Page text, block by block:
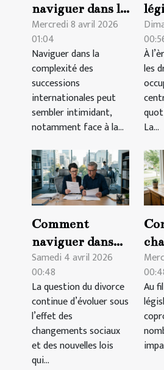
naviguer dans la
complexité des
successions
internationales
?
Mercredi 8 avril 2026
01:04
Naviguer dans la
complexité des
successions
internationales peut
sembler intimidant,
notamment face à la...
À
les
La...
Comment
naviguer dans
les nouvelles
régulations de
divorce en 2026
?
Samedi 4 avril 2026
00:48
La question du divorce
continue d’évoluer sous
l’effet des
changements sociaux
et des nouvelles lois
qui...
Au